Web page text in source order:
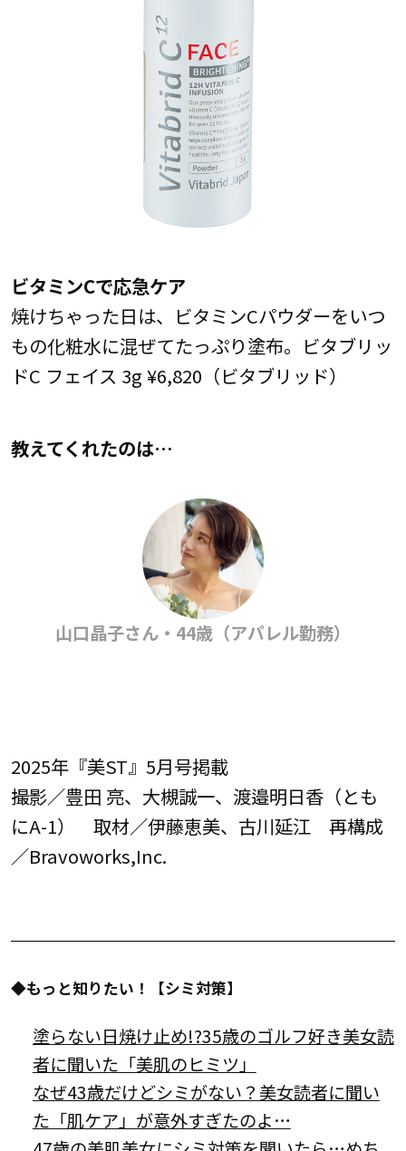
ビタミンCで応急ケア
焼けちゃった日は、ビタミンCパウダーをいつ
もの化粧水に混ぜてたっぷり塗布。ビタブリッ
ドC フェイス 3g ¥6,820（ビタブリッド）
教えてくれたのは…
山口晶子さん・44歳（アパレル勤務）
2025年『美ST』5月号掲載
撮影／豊田 亮、大槻誠一、渡邉明日香（とも
にA-1） 取材／伊藤恵美、古川延江 再構成
／Bravoworks,Inc.
◆もっと知りたい！【シミ対策】
塗らない日焼け止め!?35歳のゴルフ好き美女読
者に聞いた「美肌のヒミツ」
なぜ43歳だけどシミがない？美女読者に聞い
た「肌ケア」が意外すぎたのよ…